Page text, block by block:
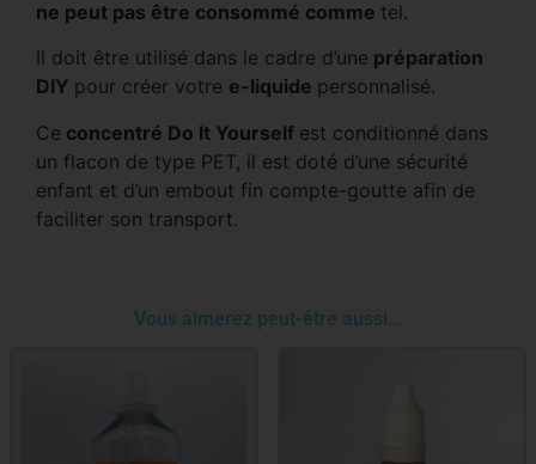
ne peut pas être consommé comme tel.
Il doit être utilisé dans le cadre d’une préparation
DIY pour créer votre e-liquide personnalisé.
Ce concentré Do It Yourself est conditionné dans
un flacon de type PET, il est doté d’une sécurité
enfant et d’un embout fin compte-goutte afin de
faciliter son transport.
Vous aimerez peut-être aussi…